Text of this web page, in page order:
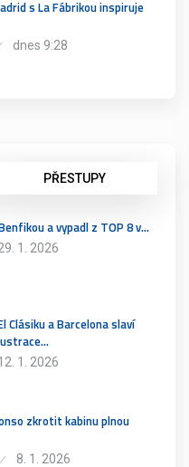
s La Fábrikou inspiruje
dnes 9:28
PŘESTUPY
a vypadl z TOP 8 v…
1. 2026
Clásiku a Barcelona slaví
1. 2026
zkrotit kabinu plnou
8. 1. 2026